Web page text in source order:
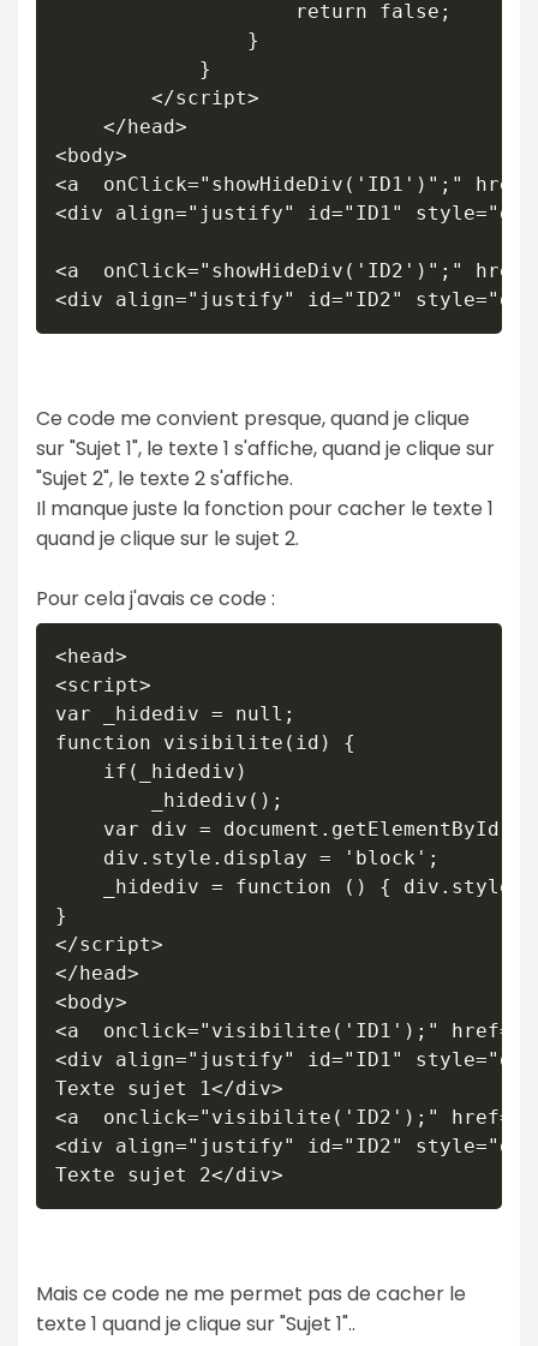
<body>
<a  onClick="showHideDiv('ID1')";"
<div align="justify" id="ID1"
<a  onClick="showHideDiv('ID2')";"
Ce code me convient presque, quand je clique
sur "Sujet 1", le texte 1 s'affiche, quand je clique sur
"Sujet 2", le texte 2 s'affiche.
Il manque juste la fonction pour cacher le texte 1
quand je clique sur le sujet 2.
Pour cela j'avais ce code :
<head>
<script>
var _hidediv = null;
function visibilite(id) {
    if(_hidediv)
        _hidediv();
var div =
    div.style.display = 'block';
_hidediv = function () {
}
</script>
</head>
<body>
<a  onclick="visibilite('ID1');"
<div align="justify" id="ID1"
Texte sujet 1</div>
<a  onclick="visibilite('ID2');"
<div align="justify" id="ID2"
Texte sujet 2</div>
Mais ce code ne me permet pas de cacher le
texte 1 quand je clique sur "Sujet 1"..